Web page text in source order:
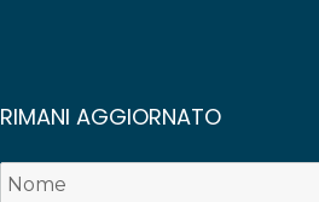
RIMANI AGGIORNATO